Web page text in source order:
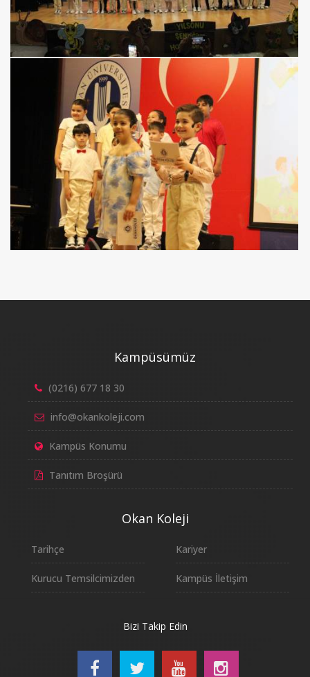
Kampüsümüz
(0216) 677 18 30
info@okankoleji.com
Kampüs Konumu
Tanıtım Broşürü
Okan Koleji
Tarihçe
Kurucu Temsilcimizden
Kariyer
Kampüs İletişim
Bizi Takip Edin